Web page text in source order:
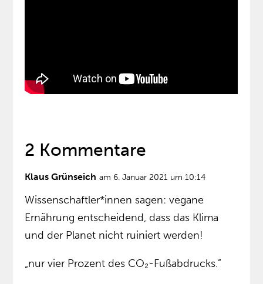
2 Kommentare
Klaus Grünseich am 6. Januar 2021 um 10:14
Wissenschaftler*innen sagen: vegane
Ernährung entscheidend, dass das Klima
und der Planet nicht ruiniert werden!
„nur vier Prozent des CO₂-Fußabdrucks.”